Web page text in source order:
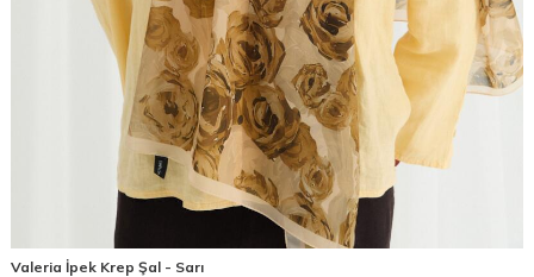
Valeria İpek Krep Şal - Sarı